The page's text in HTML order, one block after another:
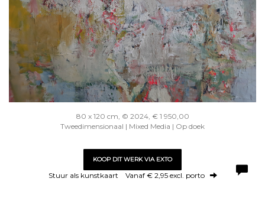
80 x 120 cm, © 2024, € 1 950,00
Tweedimensionaal | Mixed Media | Op doek
KOOP DIT WERK VIA EXTO
Stuur als kunstkaart Vanaf € 2,95 excl. porto